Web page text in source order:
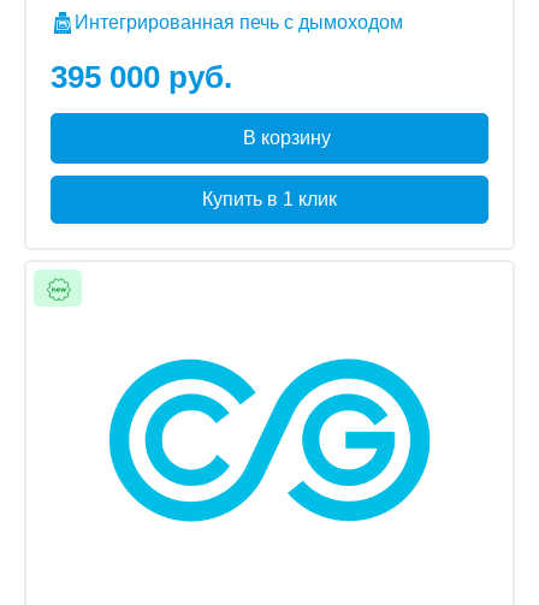
Интегрированная печь с дымоходом
395 000 руб.
В корзину
Купить в 1 клик